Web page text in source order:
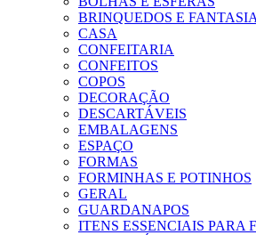
BRINQUEDOS E
CASA
CONFEITARIA
CONFEITOS
COPOS
DECORAÇÃO
DESCARTÁVEIS
EMBALAGENS
ESPAÇO
FORMAS
FORMINHAS E POTINHOS
GERAL
GUARDANAPOS
ITENS ESSENCIAIS PARA